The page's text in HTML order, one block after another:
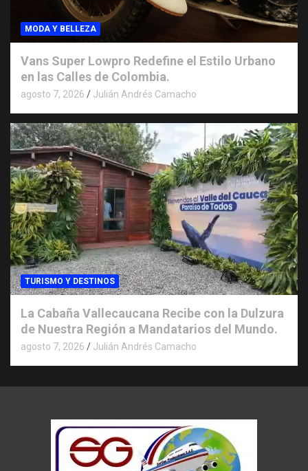
MODA Y BELLEZA
Vans Super Lowpro Redefine el Estilo Urbano
en las Calles de Colombia.
agosto 7, 2026 Julián Andrés Camacho
TURISMO Y DESTINOS
La Cabaña Vallecaucana Recibe con la Dulzura
de Nuestra Región a Mandatarios del Mundo.
agosto 7, 2026 Julián Andrés Camacho